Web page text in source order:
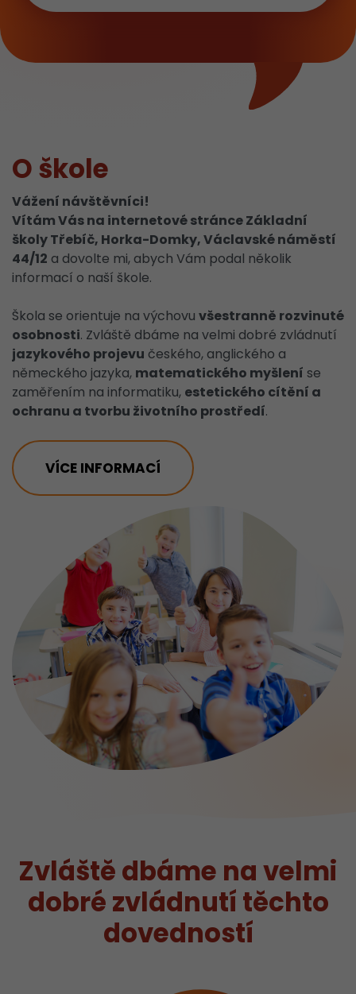
O škole
Vážení návštěvníci!
Vítám Vás na internetové stránceZákladní
školy Třebíč, Horka-Domky, Václavské náměstí
44/12 a dovolte mi, abych Vám podal několik
informací o naší škole.
Škola se orientuje na výchovu všestranně rozvinuté
osobnosti. Zvláště dbáme na velmi dobré zvládnutí
jazykového projevu českého, anglického a
německého jazyka, matematického myšlení se
zaměřením na informatiku, estetického cítění a
ochranu a tvorbu životního prostředí.
VÍCE INFORMACÍ
Zvláště dbáme na velmi
dobré zvládnutí těchto
dovedností